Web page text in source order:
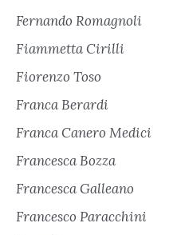
Fernando Romagnoli
Fiammetta Cirilli
Fiorenzo Toso
Franca Berardi
Franca Canero Medici
Francesca Bozza
Francesca Galleano
Francesco Paracchini